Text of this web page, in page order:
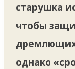
старушка
чтобы
дремлющих
однако